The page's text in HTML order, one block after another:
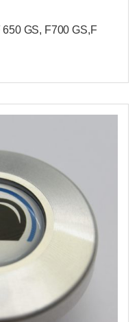
GS, F700 GS,F